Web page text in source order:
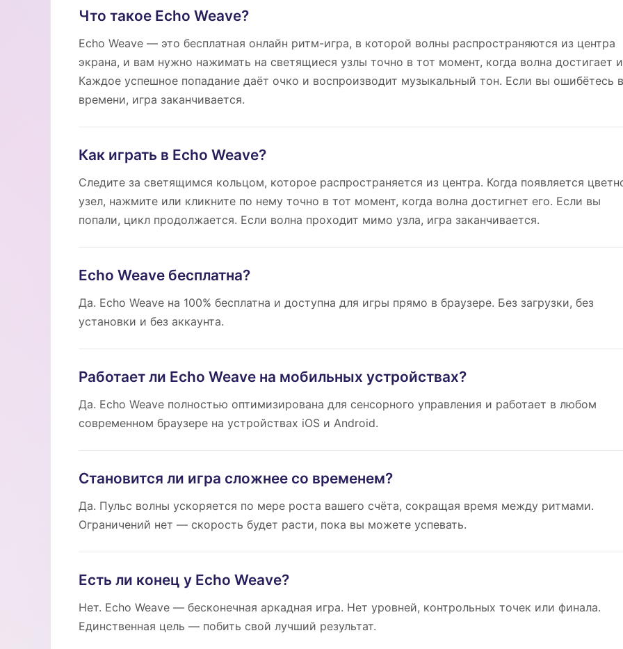
Что такое Echo Weave?
Echo Weave — это бесплатная онлайн ритм-игра, в которой волны распространяются из центра
экрана, и вам нужно нажимать на светящиеся узлы точно в тот момент, когда волна достигает
Каждое успешное попадание даёт очко и воспроизводит музыкальный тон. Если вы ошибётесь
времени, игра заканчивается.
Как играть в Echo Weave?
Следите за светящимся кольцом, которое распространяется из центра. Когда появляется
узел, нажмите или кликните по нему точно в тот момент, когда волна достигнет его. Если вы
попали, цикл продолжается. Если волна проходит мимо узла, игра заканчивается.
Echo Weave бесплатна?
Да. Echo Weave на 100% бесплатна и доступна для игры прямо в браузере. Без загрузки, без
установки и без аккаунта.
Работает ли Echo Weave на мобильных устройствах?
Да. Echo Weave полностью оптимизирована для сенсорного управления и работает в любом
современном браузере на устройствах iOS и Android.
Становится ли игра сложнее со временем?
Да. Пульс волны ускоряется по мере роста вашего счёта, сокращая время между ритмами.
Ограничений нет — скорость будет расти, пока вы можете успевать.
Есть ли конец у Echo Weave?
Нет. Echo Weave — бесконечная аркадная игра. Нет уровней, контрольных точек или финала.
Единственная цель — побить свой лучший результат.